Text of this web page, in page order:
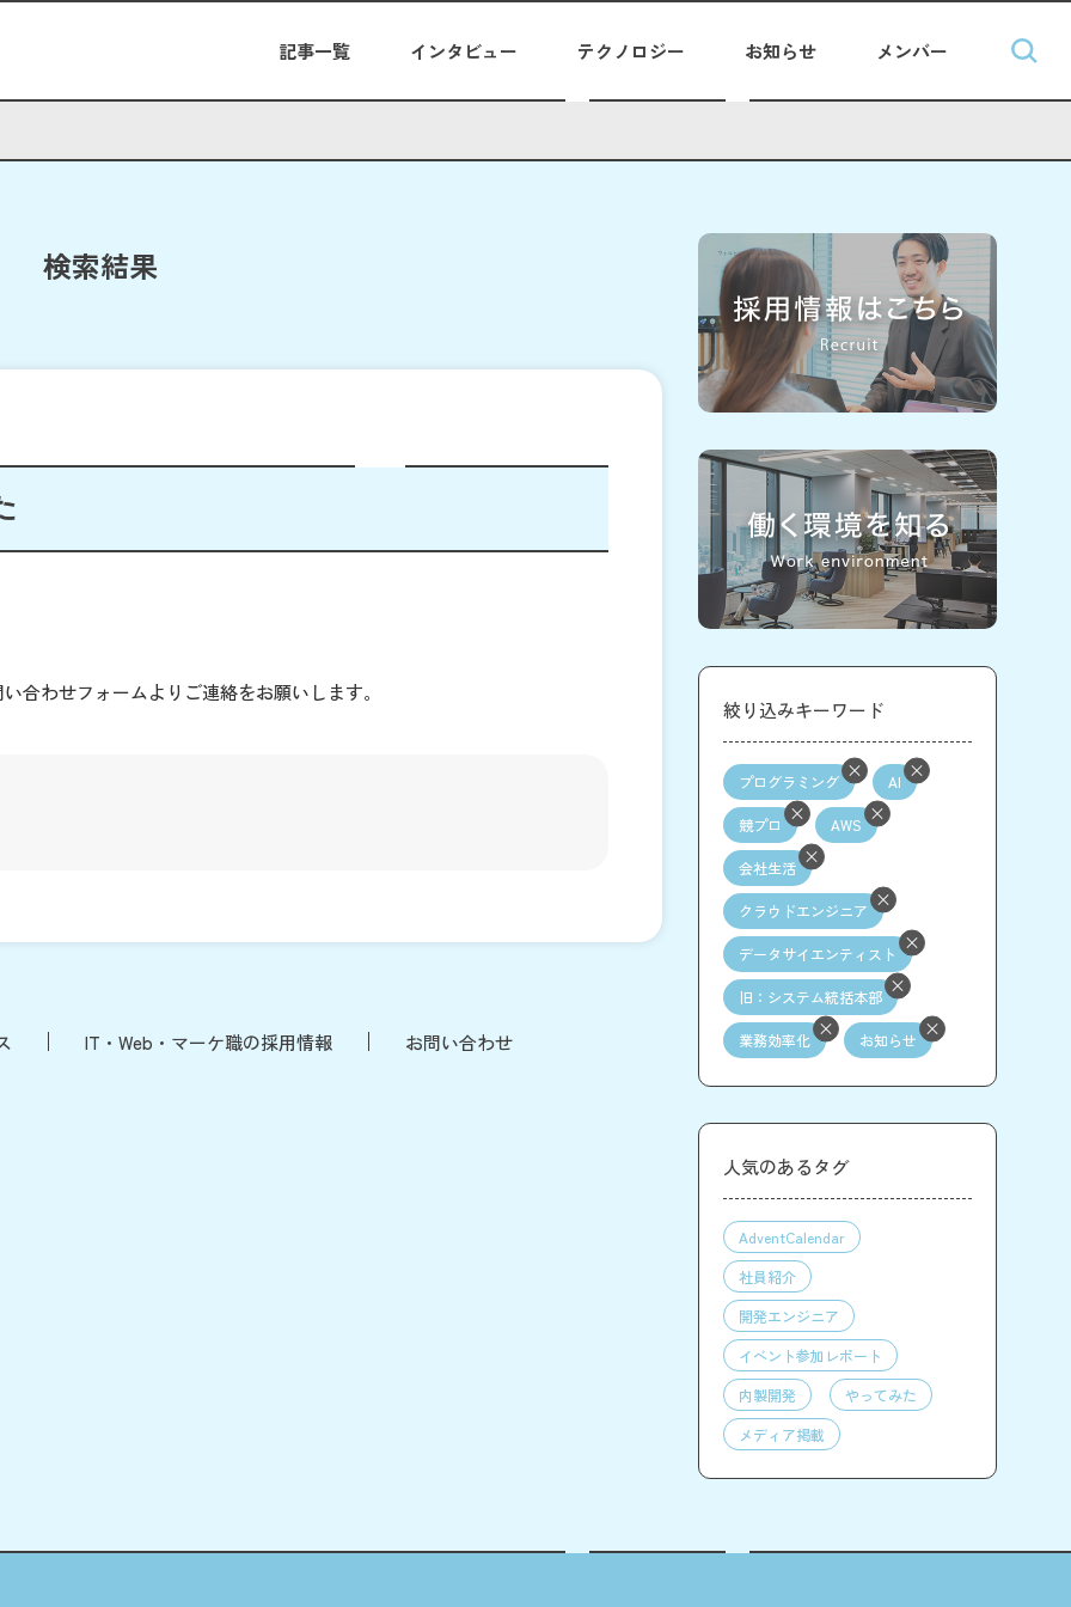
記事一覧 インタビュー テクノロジー お知らせ メンバー
検索結果
合わせフォームよりご連絡をお願いします。
IT・Web・マーケ職の採用情報 お問い合わせ
絞り込みキーワード
プログラミング AI
競プロ AWS
会社生活
クラウドエンジニア
データサイエンティスト
旧：システム統括本部
業務効率化 お知らせ
人気のあるタグ
AdventCalendar
社員紹介
開発エンジニア
イベント参加レポート
内製開発
やってみた
メディア掲載